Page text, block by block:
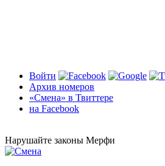
Войти
Архив номеров
«Смена» в Твиттере
на Facebook
Нарушайте законы Мерфи